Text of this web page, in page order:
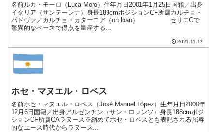
名前ルカ・モーロ（Luca Moro）生年月日2001年1月25日国籍／出身
イタリア（サンテーレナ）身長189cmポジションCF所属カルチョ・
パドヴァ／カルチョ・カターニア（on loan） セリエCで
驚異的なペースで得点を量産する...
2021.11.12
ホセ・マヌエル・ロペス
名前ホセ・マヌエル・ロペス（José Manuel López）生年月日2000年
12月6日国籍／出身アルゼンチン（サン・ロレンソ）身長188cmポジ
ションCF所属CAラヌース※縮めてホセ・ロペスとも表記される屈辱
的なユース時代からラヌース...